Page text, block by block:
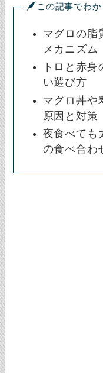
この記事でわか
マグロの脂
メカニズム
トロと赤
い選び方
マグロ丼や
原因と対策
夜食べても
の食べ合わ